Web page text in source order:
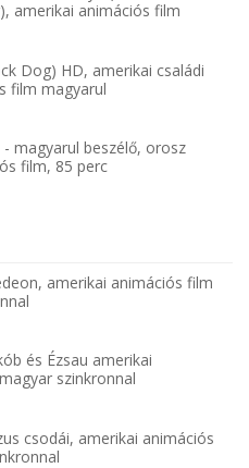
amerikai animációs film
Dog) HD, amerikai családi
film magyarul
magyarul beszélő, orosz
film, 85 perc
amerikai animációs film
és Ézsau amerikai
szinkronnal
csodái, amerikai animációs